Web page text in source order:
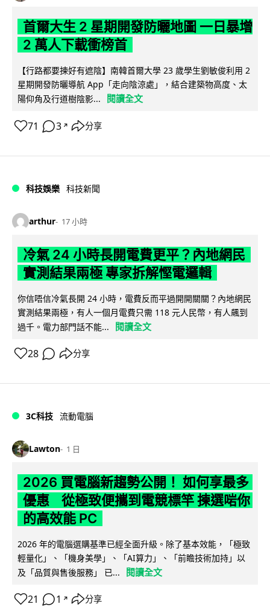
首爾大生 2 星期開發防曬地圖 一日暴增
2 萬人下載衝榜首
【行路都要揀好有遮陰】南韓首爾大學 23 歲學生劉敏俊利用 2
星期開發防曬導航 App「走向陰涼處」，結合建築物高度、太
陽仰角及行道樹陰影...
閱讀全文
71 3 ↗ 分享
科技娛樂 科技新聞
arthur 17 小時
冷氣 24 小時長開電費更平？內地網民
實測結果兩極 專家拆解慳電邏輯
你信唔信冷氣長開 24 小時，電費反而平過開開關關？內地網民
實測結果兩極，有人一個月電費只需 118 元人民幣，有人飆到
過千。電力部門話不能...
閱讀全文
28 分享
3C科技 流動電腦
Lawton 1 日
2026 買電腦新趨勢公開！ 如何享最多
優惠 從極致便攜到電競標竿 揀選啱你
的高效能 PC
2026 年的電腦選購基準已經全面升級。除了基本效能，「極致
輕量化」、「機身美學」、「AI算力」、「前瞻技術加持」以
及「品質與售後服務」 已...
閱讀全文
21 1 ↗ 分享